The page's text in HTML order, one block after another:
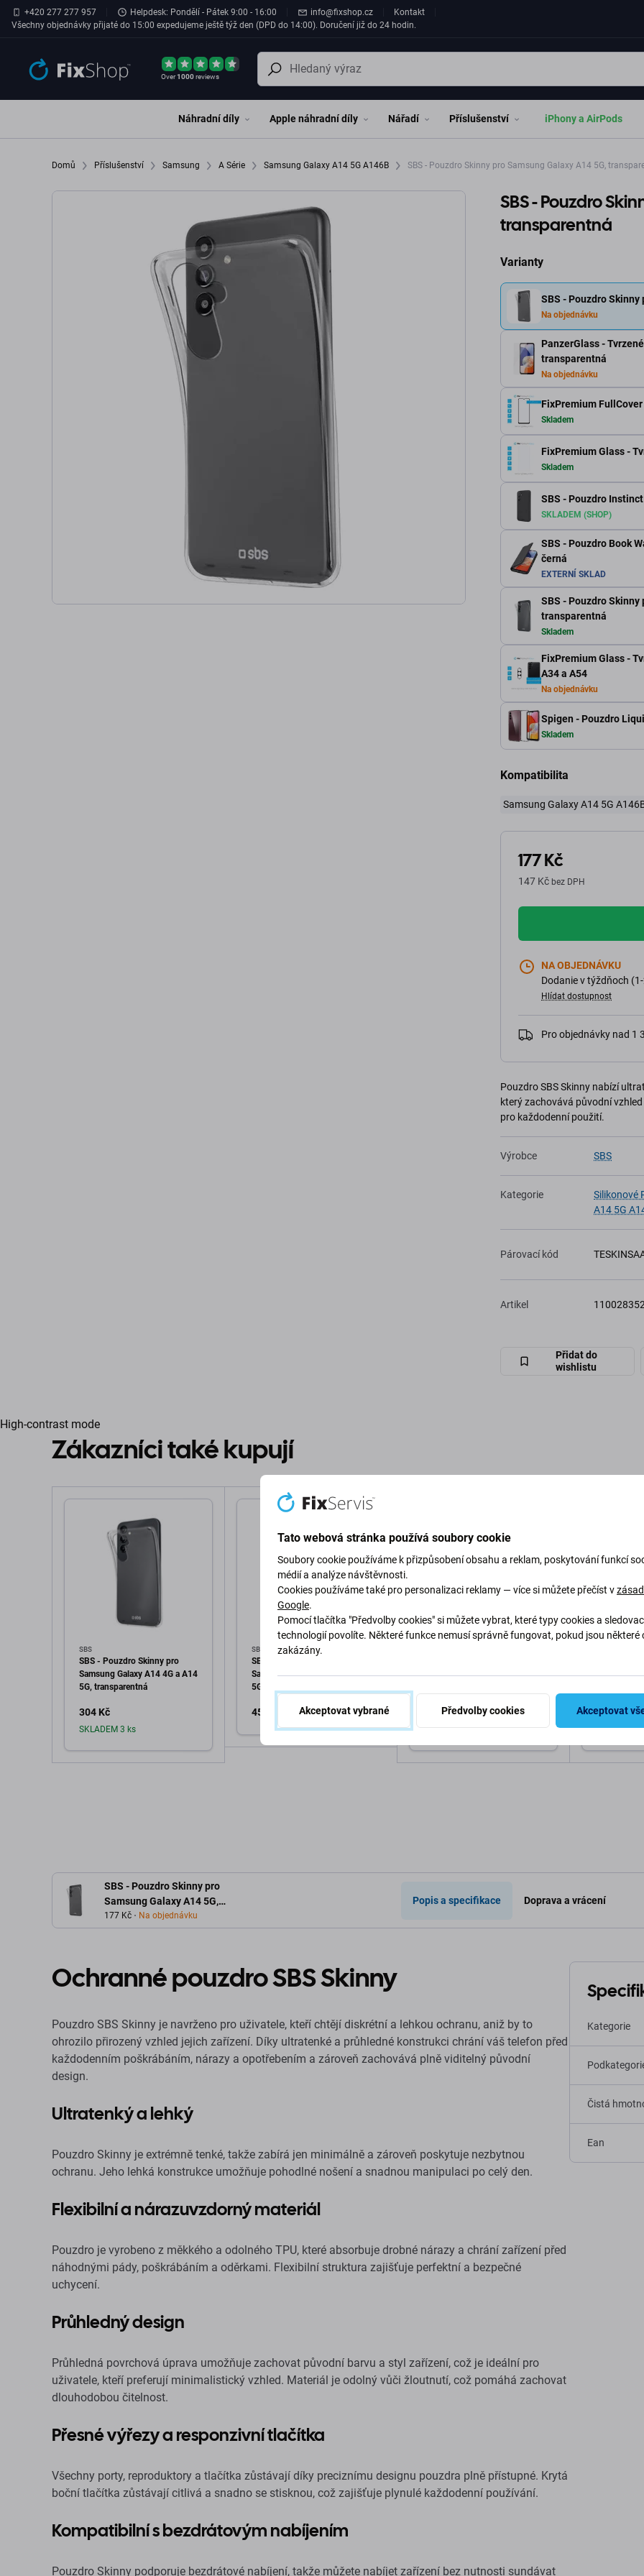
Přeskočit na hlavní obsah
+420 277 277 957 Helpdesk: Pondělí - Pátek 9:00 - 16:00 info@fixshop.cz
Kontakt
Všechny objednávky přijaté do 15:00 expedujeme ještě týž den (DPD do 14:00). Doručení již do 24 hodin.
Over1000reviews
Náhradní díly Apple náhradní díly Nářadí Příslušenství iPhony a AirPods
Domů Příslušenství Samsung A Série Samsung Galaxy A14 5G A146B SBS - Pouzdro Skinny pro Samsung Galaxy A14 5G,
SBS - Pouzdro
transparentná
Varianty
SBS - Pouzdro
Na objednávku
PanzerGlass -
transparentná
Na objednávku
FixPremium
Skladem
FixPremium Glass -
Skladem
SBS - Pouzdro
SKLADEM (SHOP)
SBS - Pouzdro Book
černá
EXTERNÍ SKLAD
SBS - Pouzdro Skinny
transparentná
Skladem
FixPremium Glass -
A34 a A54
Na objednávku
Spigen - Pouzdro
Skladem
Kompatibilita
Samsung Galaxy A14 5G
177 Kč
147 Kč bez DPH
NA OBJEDNÁVKU
Dodanie v týždňoch
Hlídat dostupnost
Pro objednávky nad 1
Pouzdro SBS Skinny nabízí
který zachovává původní
pro každodenní použití.
Výrobce SBS
Kategorie Silikonové
A14 5G
Párovací kód
Artikel
Přidat do
wishlistu
High-contrast mode
Zákazníci také kupují
SBS
SBS - Pouzdro Skinny pro
Samsung Galaxy A14 4G a A14
5G, transparentná
304 Kč
SKLADEM 3 ks
SBS
SBS - Pouzdro Instinct pro
Samsung Galaxy A14 4G a A14
5G, černá
456 Kč
pro Samsung Galaxy A14 5G,
507 Kč
SKLADEM 7 ks
Samsung
304 Kč
SKLADEM
SBS - Pouzdro Skinny pro
Samsung Galaxy A14 5G,
transparentná
177 Kč Na objednávku
Popis a specifikace Doprava a vrácení
Ochranné pouzdro SBS Skinny
Pouzdro SBS Skinny je navrženo pro uživatele, kteří chtějí diskrétní a lehkou ochranu, aniž by to
ohrozilo přirozený vzhled jejich zařízení. Díky ultratenké a průhledné konstrukci chrání váš telefon před
každodenním poškrábáním, nárazy a opotřebením a zároveň zachovává plně viditelný původní
design.
Ultratenký a lehký
Pouzdro Skinny je extrémně tenké, takže zabírá jen minimálně a zároveň poskytuje nezbytnou
ochranu. Jeho lehká konstrukce umožňuje pohodlné nošení a snadnou manipulaci po celý den.
Flexibilní a nárazuvzdorný materiál
Pouzdro je vyrobeno z měkkého a odolného TPU, které absorbuje drobné nárazy a chrání zařízení před
náhodnými pády, poškrábáním a oděrkami. Flexibilní struktura zajišťuje perfektní a bezpečné
uchycení.
Průhledný design
Průhledná povrchová úprava umožňuje zachovat původní barvu a styl zařízení, což je ideální pro
uživatele, kteří preferují minimalistický vzhled. Materiál je odolný vůči žloutnutí, což pomáhá zachovat
dlouhodobou čitelnost.
Přesné výřezy a responzivní tlačítka
Všechny porty, reproduktory a tlačítka zůstávají díky preciznímu designu pouzdra plně přístupné. Krytá
boční tlačítka zůstávají citlivá a snadno se stisknou, což zajišťuje plynulé každodenní používání.
Kompatibilní s bezdrátovým nabíjením
Pouzdro Skinny podporuje bezdrátové nabíjení, takže můžete nabíjet zařízení bez nutnosti sundávat
Kategorie
Čistá
Ean
Tato webová stránka používá soubory cookie
Soubory cookie používáme k přizpůsobení obsahu a reklam, poskytování funkcí
médií a analýze návštěvnosti.
Cookies používáme také pro personalizaci reklamy — více si můžete přečíst v
Google.
Pomocí tlačítka "Předvolby cookies" si můžete vybrat, které typy cookies a
technologií povolíte. Některé funkce nemusí správně fungovat, pokud jsou některé
zakázány.
Akceptovat vybrané Předvolby cookies Akceptovat